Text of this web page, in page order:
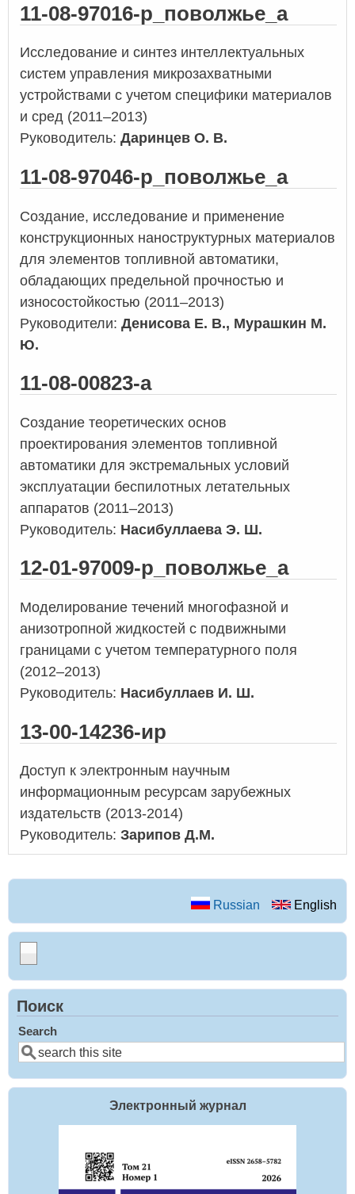
11-08-97016-р_поволжье_а
Исследование и синтез интеллектуальных
систем управления микрозахватными
устройствами с учетом специфики материалов
и сред (2011–2013)
Руководитель: Даринцев О. В.
11-08-97046-р_поволжье_а
Создание, исследование и применение
конструкционных наноструктурных материалов
для элементов топливной автоматики,
обладающих предельной прочностью и
износостойкостью (2011–2013)
Руководители: Денисова Е. В., Мурашкин М.
Ю.
11-08-00823-а
Создание теоретических основ
проектирования элементов топливной
автоматики для экстремальных условий
эксплуатации беспилотных летательных
аппаратов (2011–2013)
Руководитель: Насибуллаева Э. Ш.
12-01-97009-р_поволжье_а
Моделирование течений многофазной и
анизотропной жидкостей с подвижными
границами с учетом температурного поля
(2012–2013)
Руководитель: Насибуллаев И. Ш.
13-00-14236-ир
Доступ к электронным научным
информационным ресурсам зарубежных
издательств (2013-2014)
Руководитель: Зарипов Д.М.
Russian English
Поиск
Search
Электронный журнал